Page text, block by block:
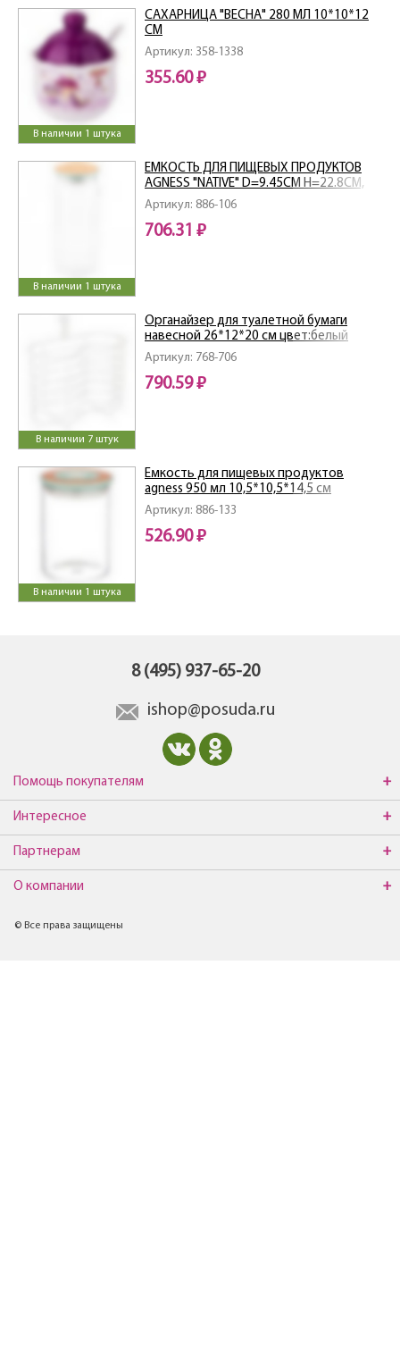
В наличии 1 штука
Артикул: 358-1338
САХАРНИЦА "ВЕСНА" 280 МЛ 10*10*12
СМ
355.60 ₽
В наличии 1 штука
Артикул: 886-106
ЕМКОСТЬ ДЛЯ ПИЩЕВЫХ ПРОДУКТОВ
AGNESS "NATIVE" D=9.45СМ H=22.8СМ,
1100 МЛ
706.31 ₽
В наличии 7 штук
Артикул: 768-706
Органайзер для туалетной бумаги
навесной 26*12*20 см цвет:белый
790.59 ₽
В наличии 1 штука
Артикул: 886-133
Емкость для пищевых продуктов
agness 950 мл 10,5*10,5*14,5 см
526.90 ₽
8 (495) 937-65-20
ishop@posuda.ru
Помощь покупателям
Интересное
Партнерам
О компании
© Все права защищены